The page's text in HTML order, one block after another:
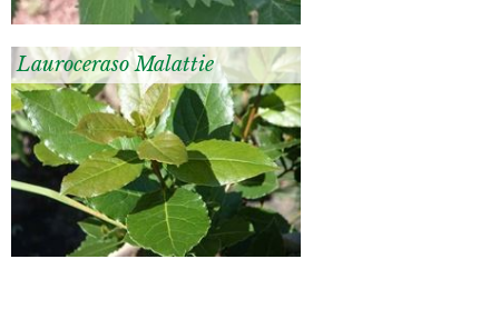
Lauroceraso Malattie